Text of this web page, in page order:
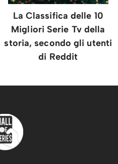
La Classifica delle 10
Migliori Serie Tv della
storia, secondo gli utenti
di Reddit